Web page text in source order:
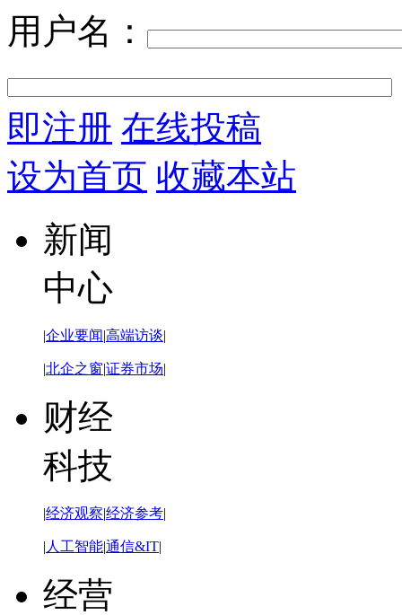
用户名：
即注册 在线投稿
设为首页 收藏本站
新闻
中心
|企业要闻|高端访谈|
|北企之窗|证券市场|
财经
科技
|经济观察|经济参考|
| 人工智能|通信&IT|
经营